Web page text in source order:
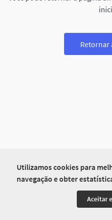
Utilizamos cookies para
navegação e obter
Aceitar
Retornar